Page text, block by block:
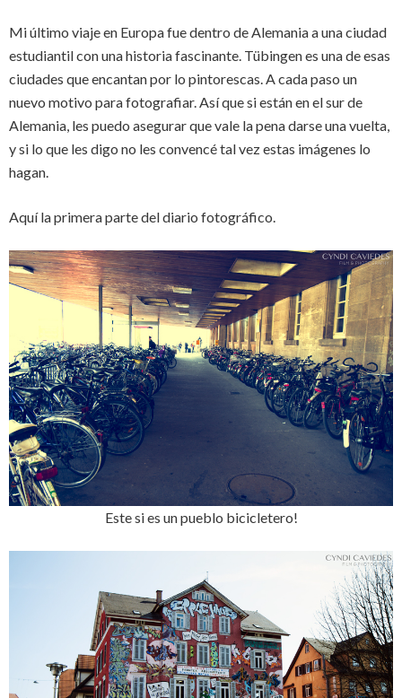
Mi último viaje en Europa fue dentro de Alemania a una ciudad
estudiantil con una historia fascinante. Tübingen es una de esas
ciudades que encantan por lo pintorescas. A cada paso un
nuevo motivo para fotografiar. Así que si están en el sur de
Alemania, les puedo asegurar que vale la pena darse una vuelta,
y si lo que les digo no les convencé tal vez estas imágenes lo
hagan.
Aquí la primera parte del diario fotográfico.
Este si es un pueblo bicicletero!